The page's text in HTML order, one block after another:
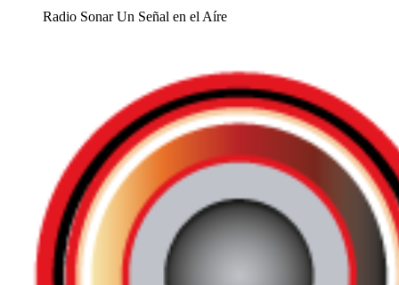
Radio Sonar Un Señal en el Aíre